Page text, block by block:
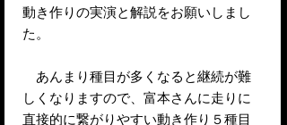
動き作りの実演と解説をお願いしまし
た。
あんまり種目が多くなると継続が難
しくなりますので、富本さんに走りに
直接的に繋がりやすい動き作り５種目